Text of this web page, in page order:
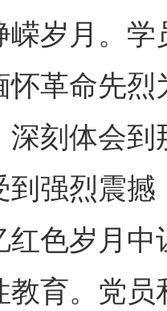
嵘岁月。
怀革命先
深刻体会
到强烈震
红色岁月
教育。党